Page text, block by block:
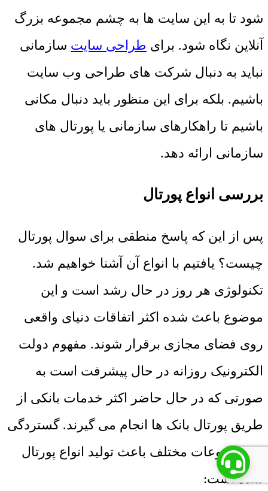
شود تا به این سایت ها به چشم مجموعه بزرگ
آنلاین نگاه شود. برای طراحی سایت سازمانی
نباید به دنبال شرکت های طراحی وب سایت
باشیم. بلکه برای این منظور باید دنبال مکانی
باشیم تا راهکارهای سازمانی یا پورتال های
سازمانی ارائه دهد.
بررسی انواع پورتال
پس از این که پاسخ منطقی برای سوال پورتال
چیست؟ یافتیم با انواع آن آشنا خواهیم شد.
تکنولوژی هر روز در حال رشد است و این
موضوع باعث شده اکثر اتفاقات دنیای واقعی
روی فضای مجازی برقرار شوند. مفهوم دولت
الکترونیک روزانه در حال پیشرفت است به
صورتی که در حال حاضر اکثر خدمات بانکی از
طریق پورتال بانک ها انجام می گیرند. گستردگی
در موضوعات مختلف باعث تولید انواع پورتال
شده است: